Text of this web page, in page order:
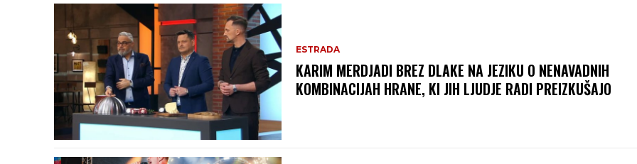
ESTRADA
KARIM MERDJADI BREZ DLAKE NA JEZIKU O NENAVADNIH
KOMBINACIJAH HRANE, KI JIH LJUDJE RADI PREIZKUŠAJO